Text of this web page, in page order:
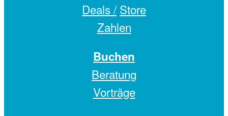
Deals / Store
Zahlen
Buchen
Beratung
Vorträge